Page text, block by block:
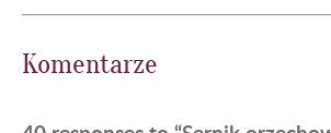
Komentarze